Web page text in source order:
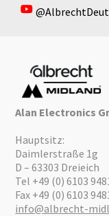
Alan Electronics
Hauptsitz:
Daimlerstraße 1g
D – 63303 Dreieich
Tel +49 (0) 6103
Fax +49 (0) 6103
info@albrecht-